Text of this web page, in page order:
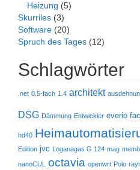
Heizung (5)
Skurriles (3)
Software (20)
Spruch des Tages (12)
Schlagwörter
.net 0.5-fach 1.4 architekt
DSG Dämmung Entwickler everio
hd40
Edition jvc Loganagas G 124 mag
nanoCUL octavia openwrt Polo